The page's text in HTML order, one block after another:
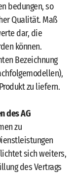
bedungen, so
Qualität. Maß
dar, die
können.
Bezeichnung
zu liefern.
des AG
zu
sich weiters,
des Vertrags